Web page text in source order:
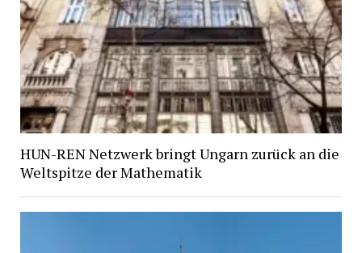
HUN-REN Netzwerk bringt Ungarn zurück an die
Weltspitze der Mathematik